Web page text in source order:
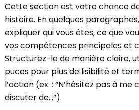
Cette section est votre chance
histoire. En quelques
expliquer qui vous êtes, ce que
vos compétences principales et
Structurez-le de manière claire,
puces pour plus de lisibilité et
l’action (ex. : “N’hésitez pas à
discuter de…”).